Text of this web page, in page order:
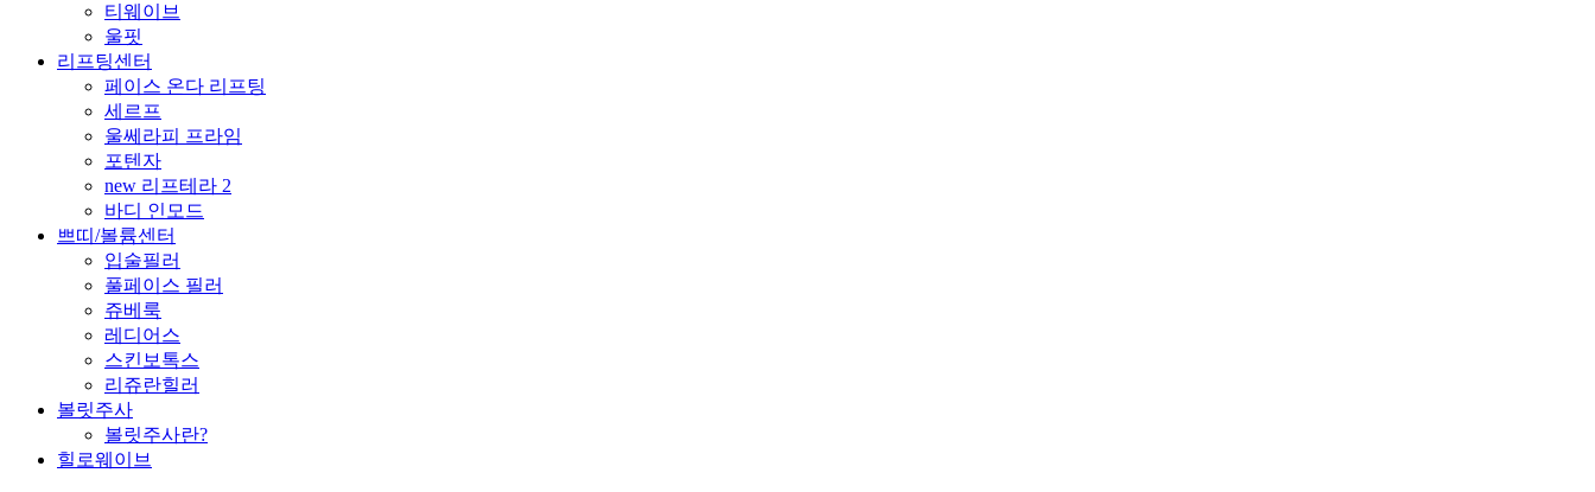
티웨이브
울핏
리프팅센터
페이스 온다 리프팅
세르프
울쎄라피 프라임
포텐자
new 리프테라 2
바디 인모드
쁘띠/볼륨센터
입술필러
풀페이스 필러
쥬베룩
레디어스
스킨보톡스
리쥬란힐러
볼릿주사
볼릿주사란?
힐로웨이브